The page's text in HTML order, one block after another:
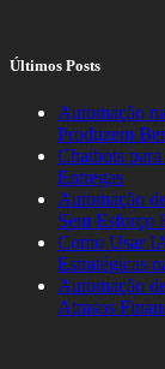
Últimos Posts
Automação
Produzem
Chatbots
Entregas
Automação
Sem Esforço
Como Usar
Estratégicas
Automação
Atrasos